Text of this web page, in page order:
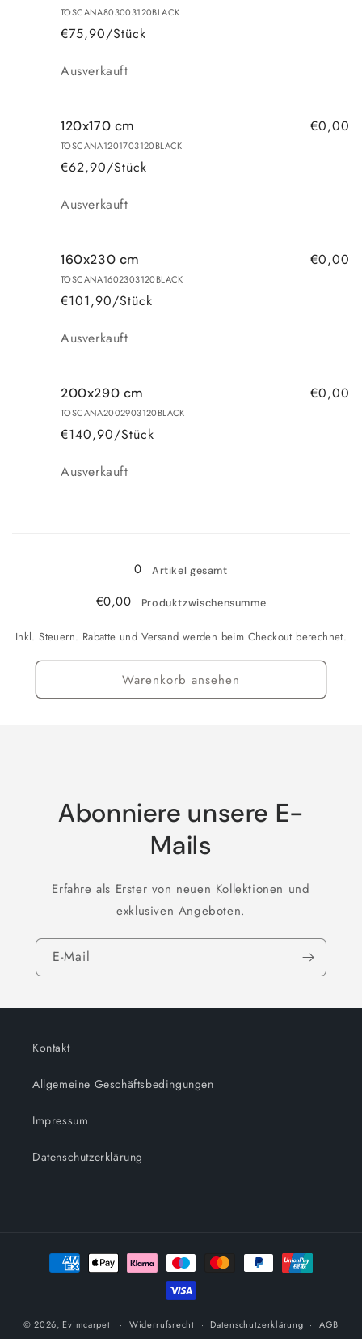
TOSCANA803003120BLACK
€75,90/Stück
Anzahl
Ausverkauft
120x170 cm
TOSCANA1201703120BLACK
€62,90/Stück
€0,00
Anzahl
Ausverkauft
160x230 cm
TOSCANA1602303120BLACK
€101,90/Stück
€0,00
Anzahl
Ausverkauft
200x290 cm
TOSCANA2002903120BLACK
€140,90/Stück
€0,00
Anzahl
Ausverkauft
0
Artikel gesamt
€0,00 Produktzwischensumme
Inkl. Steuern. Rabatte und Versand werden beim Checkout berechnet.
Warenkorb ansehen
Abonniere unsere E-
Mails
Erfahre als Erster von neuen Kollektionen und
exklusiven Angeboten.
E-Mail
Kontakt
Allgemeine Geschäftsbedingungen
Impressum
Datenschutzerklärung
Zahlungsmethoden
© 2026, Evimcarpet Widerrufsrecht Datenschutzerklärung AGB